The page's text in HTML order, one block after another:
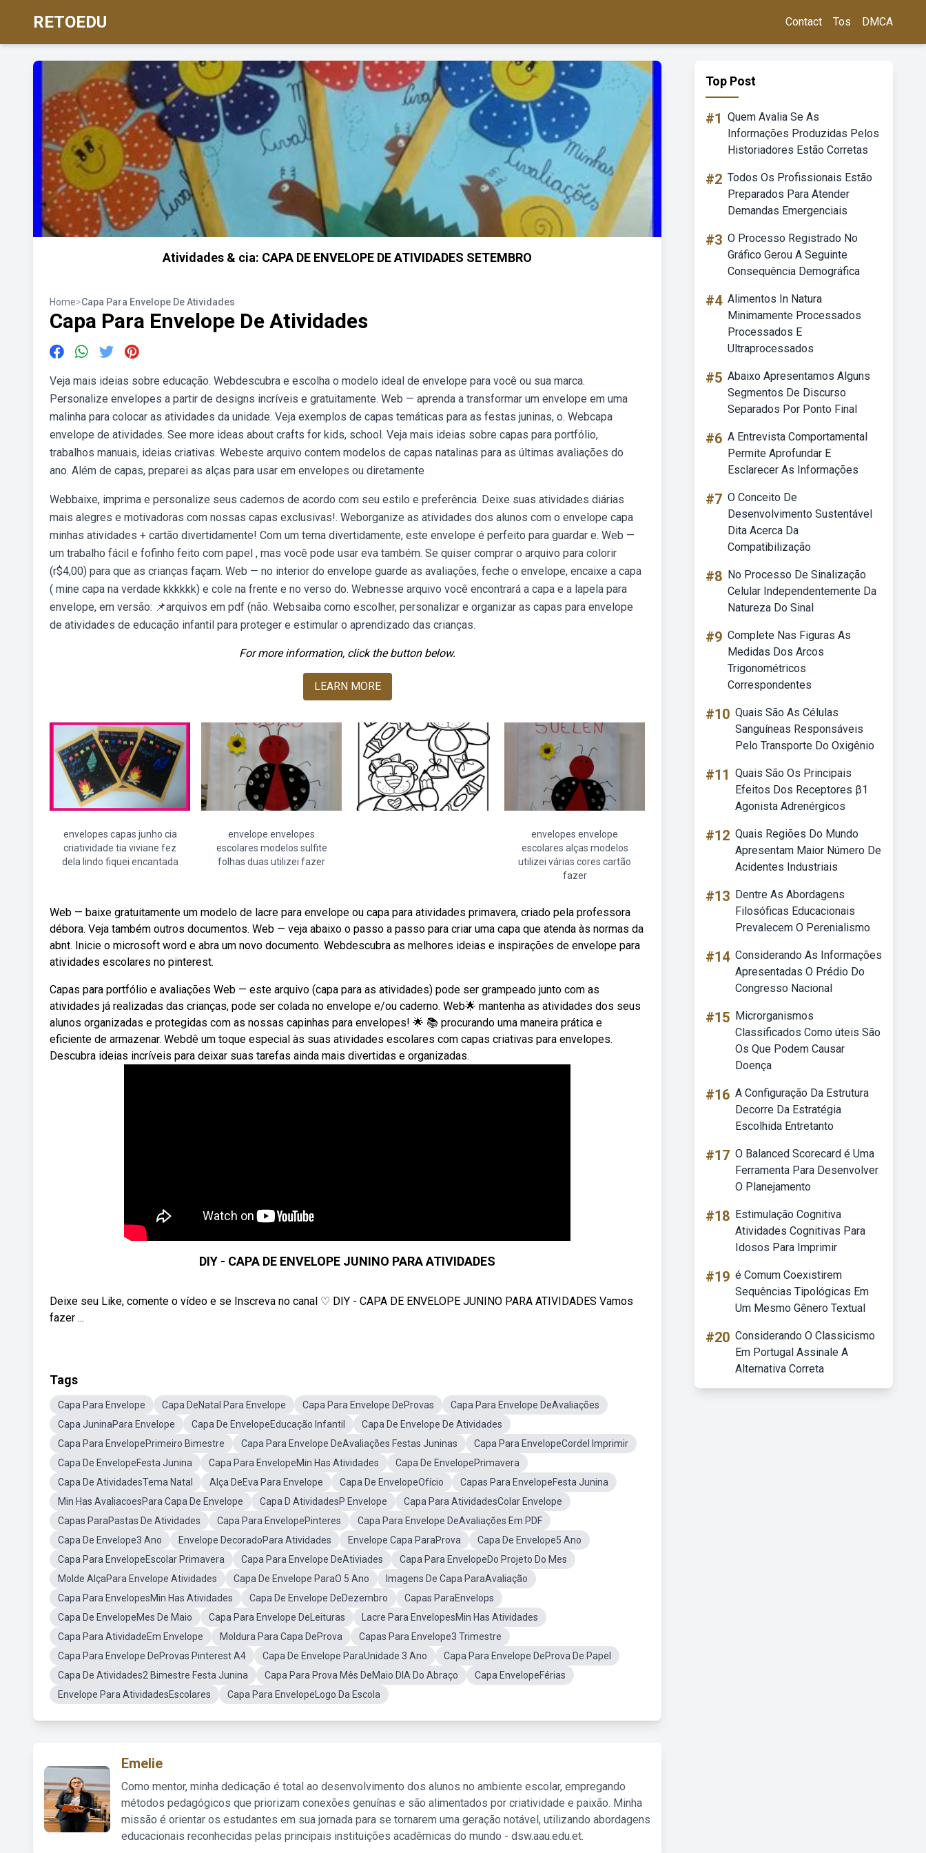
RETOEDU Contact Tos DMCA
Atividades & cia: CAPA DE ENVELOPE DE ATIVIDADES SETEMBRO
Home>Capa Para Envelope De Atividades
Capa Para Envelope De Atividades
Veja mais ideias sobre educação. Webdescubra e escolha o modelo ideal de envelope para você ou sua marca.
Personalize envelopes a partir de designs incríveis e gratuitamente. Web — aprenda a transformar um envelope em uma
malinha para colocar as atividades da unidade. Veja exemplos de capas temáticas para as festas juninas, o. Webcapa
envelope de atividades. See more ideas about crafts for kids, school. Veja mais ideias sobre capas para portfólio,
trabalhos manuais, ideias criativas. Webeste arquivo contem modelos de capas natalinas para as últimas avaliações do
ano. Além de capas, preparei as alças para usar em envelopes ou diretamente
Webbaixe, imprima e personalize seus cadernos de acordo com seu estilo e preferência. Deixe suas atividades diárias
mais alegres e motivadoras com nossas capas exclusivas!. Weborganize as atividades dos alunos com o envelope capa
minhas atividades + cartão divertidamente! Com um tema divertidamente, este envelope é perfeito para guardar e. Web —
um trabalho fácil e fofinho feito com papel , mas você pode usar eva também. Se quiser comprar o arquivo para colorir
(r$4,00) para que as crianças façam. Web — no interior do envelope guarde as avaliações, feche o envelope, encaixe a capa
( mine capa na verdade kkkkkk) e cole na frente e no verso do. Webnesse arquivo você encontrará a capa e a lapela para
envelope, em versão: 📌arquivos em pdf (não. Websaiba como escolher, personalizar e organizar as capas para envelope
de atividades de educação infantil para proteger e estimular o aprendizado das crianças.
For more information, click the button below.
LEARN MORE
envelopes capas junho cia
criatividade tia viviane fez
dela lindo fiquei encantada
envelope envelopes
escolares modelos sulfite
folhas duas utilizei fazer
envelopes envelope
escolares alças modelos
utilizei várias cores cartão
fazer
Web — baixe gratuitamente um modelo de lacre para envelope ou capa para atividades primavera, criado pela professora
débora. Veja também outros documentos. Web — veja abaixo o passo a passo para criar uma capa que atenda às normas da
abnt. Inicie o microsoft word e abra um novo documento. Webdescubra as melhores ideias e inspirações de envelope para
atividades escolares no pinterest.
Capas para portfólio e avaliações Web — este arquivo (capa para as atividades) pode ser grampeado junto com as
atividades já realizadas das crianças, pode ser colada no envelope e/ou caderno. Web🌟 mantenha as atividades dos seus
alunos organizadas e protegidas com as nossas capinhas para envelopes! 🌟 📚 procurando uma maneira prática e
eficiente de armazenar. Webdê um toque especial às suas atividades escolares com capas criativas para envelopes.
Descubra ideias incríveis para deixar suas tarefas ainda mais divertidas e organizadas.
DIY - CAPA DE ENVELOPE JUNINO PARA ATIVIDADES
Deixe seu Like, comente o vídeo e se Inscreva no canal ♡ DIY - CAPA DE ENVELOPE JUNINO PARA ATIVIDADES Vamos
fazer ...
Tags
Capa Para Envelope Capa DeNatal Para Envelope Capa Para Envelope DeProvas
Capa Para Envelope DeAvaliações
Capa JuninaPara Envelope
Capa De EnvelopeEducação Infantil
Capa De Envelope De Atividades
Capa Para EnvelopePrimeiro Bimestre
Capa Para Envelope DeAvaliações Festas Juninas
Capa Para EnvelopeCordel Imprimir
Capa De EnvelopeFesta Junina
Capa Para EnvelopeMin Has Atividades
Capa De EnvelopePrimavera
Capa De AtividadesTema Natal
Alça DeEva Para Envelope Capa De EnvelopeOfício
Capas Para EnvelopeFesta Junina
Min Has AvaliacoesPara Capa De Envelope
Capa D AtividadesP Envelope
Capa Para AtividadesColar Envelope
Capas ParaPastas De Atividades
Capa Para EnvelopePinteres
Capa Para Envelope DeAvaliações Em PDF
Capa De Envelope3 Ano
Envelope DecoradoPara Atividades Envelope Capa ParaProva
Capa De Envelope5 Ano
Capa Para EnvelopeEscolar Primavera
Capa Para Envelope DeAtiviades
Capa Para EnvelopeDo Projeto Do Mes
Molde AlçaPara Envelope Atividades
Capa De Envelope ParaO 5 Ano
Imagens De Capa ParaAvaliação
Capa Para EnvelopesMin Has Atividades
Capa De Envelope DeDezembro
Capas ParaEnvelops
Capa De EnvelopeMes De Maio
Capa Para Envelope DeLeituras
Lacre Para EnvelopesMin Has Atividades
Capa Para AtividadeEm Envelope
Moldura Para Capa DeProva
Capas Para Envelope3 Trimestre
Capa Para Envelope DeProvas Pinterest A4
Capa De Envelope ParaUnidade 3 Ano
Capa Para Envelope DeProva De Papel
Capa De Atividades2 Bimestre Festa Junina
Capa Para Prova Mês DeMaio DIA Do Abraço
Capa EnvelopeFérias
Envelope Para AtividadesEscolares
Capa Para EnvelopeLogo Da Escola
Emelie
Como mentor, minha dedicação é total ao desenvolvimento dos alunos no ambiente escolar, empregando
métodos pedagógicos que priorizam conexões genuínas e são alimentados por criatividade e paixão. Minha
missão é orientar os estudantes em sua jornada para se tornarem uma geração notável, utilizando abordagens
educacionais reconhecidas pelas principais instituições acadêmicas do mundo - dsw.aau.edu.et.
Top Post
#1 Quem Avalia Se As
Informações Produzidas Pelos
Historiadores Estão Corretas
#2 Todos Os Profissionais Estão
Preparados Para Atender
Demandas Emergenciais
#3 O Processo Registrado No
Gráfico Gerou A Seguinte
Consequência Demográfica
#4 Alimentos In Natura
Minimamente Processados
Processados E
Ultraprocessados
#5 Abaixo Apresentamos Alguns
Segmentos De Discurso
Separados Por Ponto Final
#6 A Entrevista Comportamental
Permite Aprofundar E
Esclarecer As Informações
#7 O Conceito De
Desenvolvimento Sustentável
Dita Acerca Da
Compatibilização
#8 No Processo De Sinalização
Celular Independentemente Da
Natureza Do Sinal
#9 Complete Nas Figuras As
Medidas Dos Arcos
Trigonométricos
Correspondentes
#10 Quais São As Células
Sanguíneas Responsáveis
Pelo Transporte Do Oxigênio
#11 Quais São Os Principais
Efeitos Dos Receptores β1
Agonista Adrenérgicos
#12 Quais Regiões Do Mundo
Apresentam Maior Número De
Acidentes Industriais
#13 Dentre As Abordagens
Filosóficas Educacionais
Prevalecem O Perenialismo
#14 Considerando As Informações
Apresentadas O Prédio Do
Congresso Nacional
#15 Microrganismos
Classificados Como úteis São
Os Que Podem Causar
Doença
#16 A Configuração Da Estrutura
Decorre Da Estratégia
Escolhida Entretanto
#17 O Balanced Scorecard é Uma
Ferramenta Para Desenvolver
O Planejamento
#18 Estimulação Cognitiva
Atividades Cognitivas Para
Idosos Para Imprimir
#19 é Comum Coexistirem
Sequências Tipológicas Em
Um Mesmo Gênero Textual
#20 Considerando O Classicismo
Em Portugal Assinale A
Alternativa Correta